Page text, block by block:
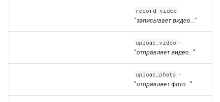
record_video -
"записывает видео..."
upload_video -
"отправляет видео..."
upload_photo -
"отправляет фото..."